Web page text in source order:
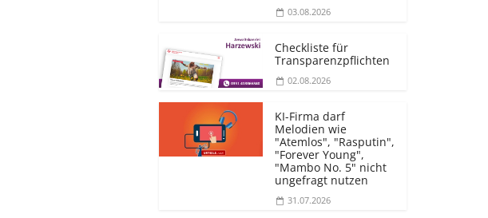
03.08.2026
Checkliste für
Transparenz­pflichten
02.08.2026
KI-Firma darf
Melodien wie
"Atemlos", "Rasputin",
"Forever Young",
"Mambo No. 5" nicht
ungefragt nutzen
31.07.2026